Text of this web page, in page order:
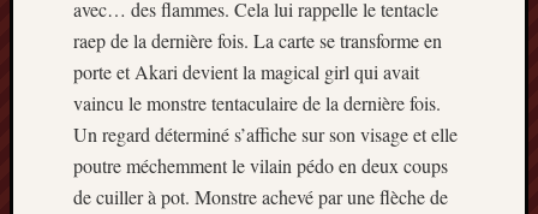
avec… des flammes. Cela lui rappelle le tentacle
raep de la dernière fois. La carte se transforme en
porte et Akari devient la magical girl qui avait
vaincu le monstre tentaculaire de la dernière fois.
Un regard déterminé s’affiche sur son visage et elle
poutre méchemment le vilain pédo en deux coups
de cuiller à pot. Monstre achevé par une flèche de